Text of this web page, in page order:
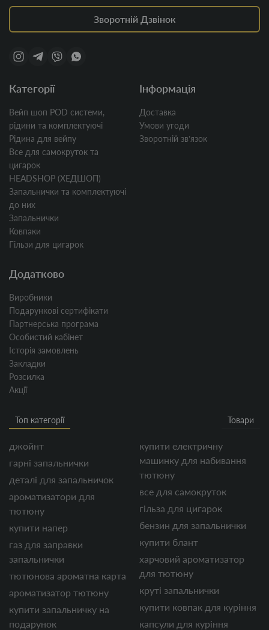
Зворотній Дзвінок
Категорії
Вейп шоп POD системи,
рідини та комплектуючі
Рідина для вейпу
Все для самокруток та
цигарок
HEADSHOP (ХЕДШОП)
Запальнички та комплектуючі
до них
Запальнички
Ковпаки
Гільзи для цигарок
Інформація
Доставка
Умови угоди
Зворотній звʼязок
Додатково
Виробники
Подарункові сертифікати
Партнерська програма
Особистий кабінет
Історія замовлень
Закладки
Розсилка
Акції
Топ категорії Товари
джойнт
гарні запальнички
деталі для запальничок
ароматизатори для
тютюну
купити напер
газ для заправки
запальнички
тютюнова ароматна карта
ароматизатор тютюну
купити запальничку на
подарунок
купити електричну
машинку для набивання
тютюну
все для самокруток
гільза для цигарок
бензин для запальнички
купити блант
харчовий ароматизатор
для тютюну
круті запальнички
купити ковпак для куріння
капсули для куріння